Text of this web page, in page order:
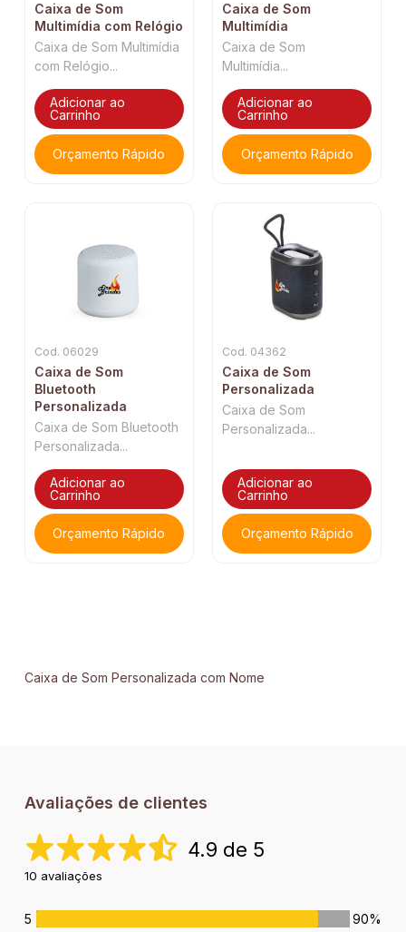
Caixa de Som
Multimídia com Relógio
Caixa de Som Multimídia
com Relógio...
Adicionar ao
Carrinho
Orçamento Rápido
Caixa de Som
Multimídia
Caixa de Som
Multimídia...
Adicionar ao
Carrinho
Orçamento Rápido
Cod. 06029
Caixa de Som
Bluetooth
Personalizada
Caixa de Som Bluetooth
Personalizada...
Adicionar ao
Carrinho
Orçamento Rápido
Cod. 04362
Caixa de Som
Personalizada
Caixa de Som
Personalizada...
Adicionar ao
Carrinho
Orçamento Rápido
Caixa de Som Personalizada com Nome
Avaliações de clientes
4.9 de 5
10 avaliações
5 90%